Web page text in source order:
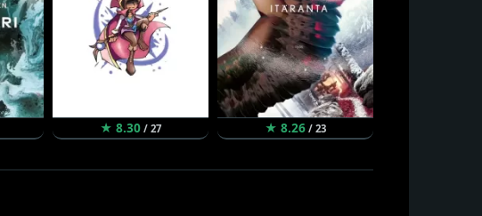
★ 8.30 / 27 ★ 8.26 / 23